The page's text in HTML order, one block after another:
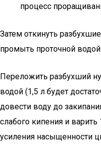
процесс
Затем откинуть
промыть проточной водой.
Переложить разбухший
водой (1,5 л будет
довести воду до
слабого кипения и
усиления насыщенности